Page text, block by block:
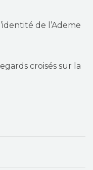
de l’Ademe
croisés sur la